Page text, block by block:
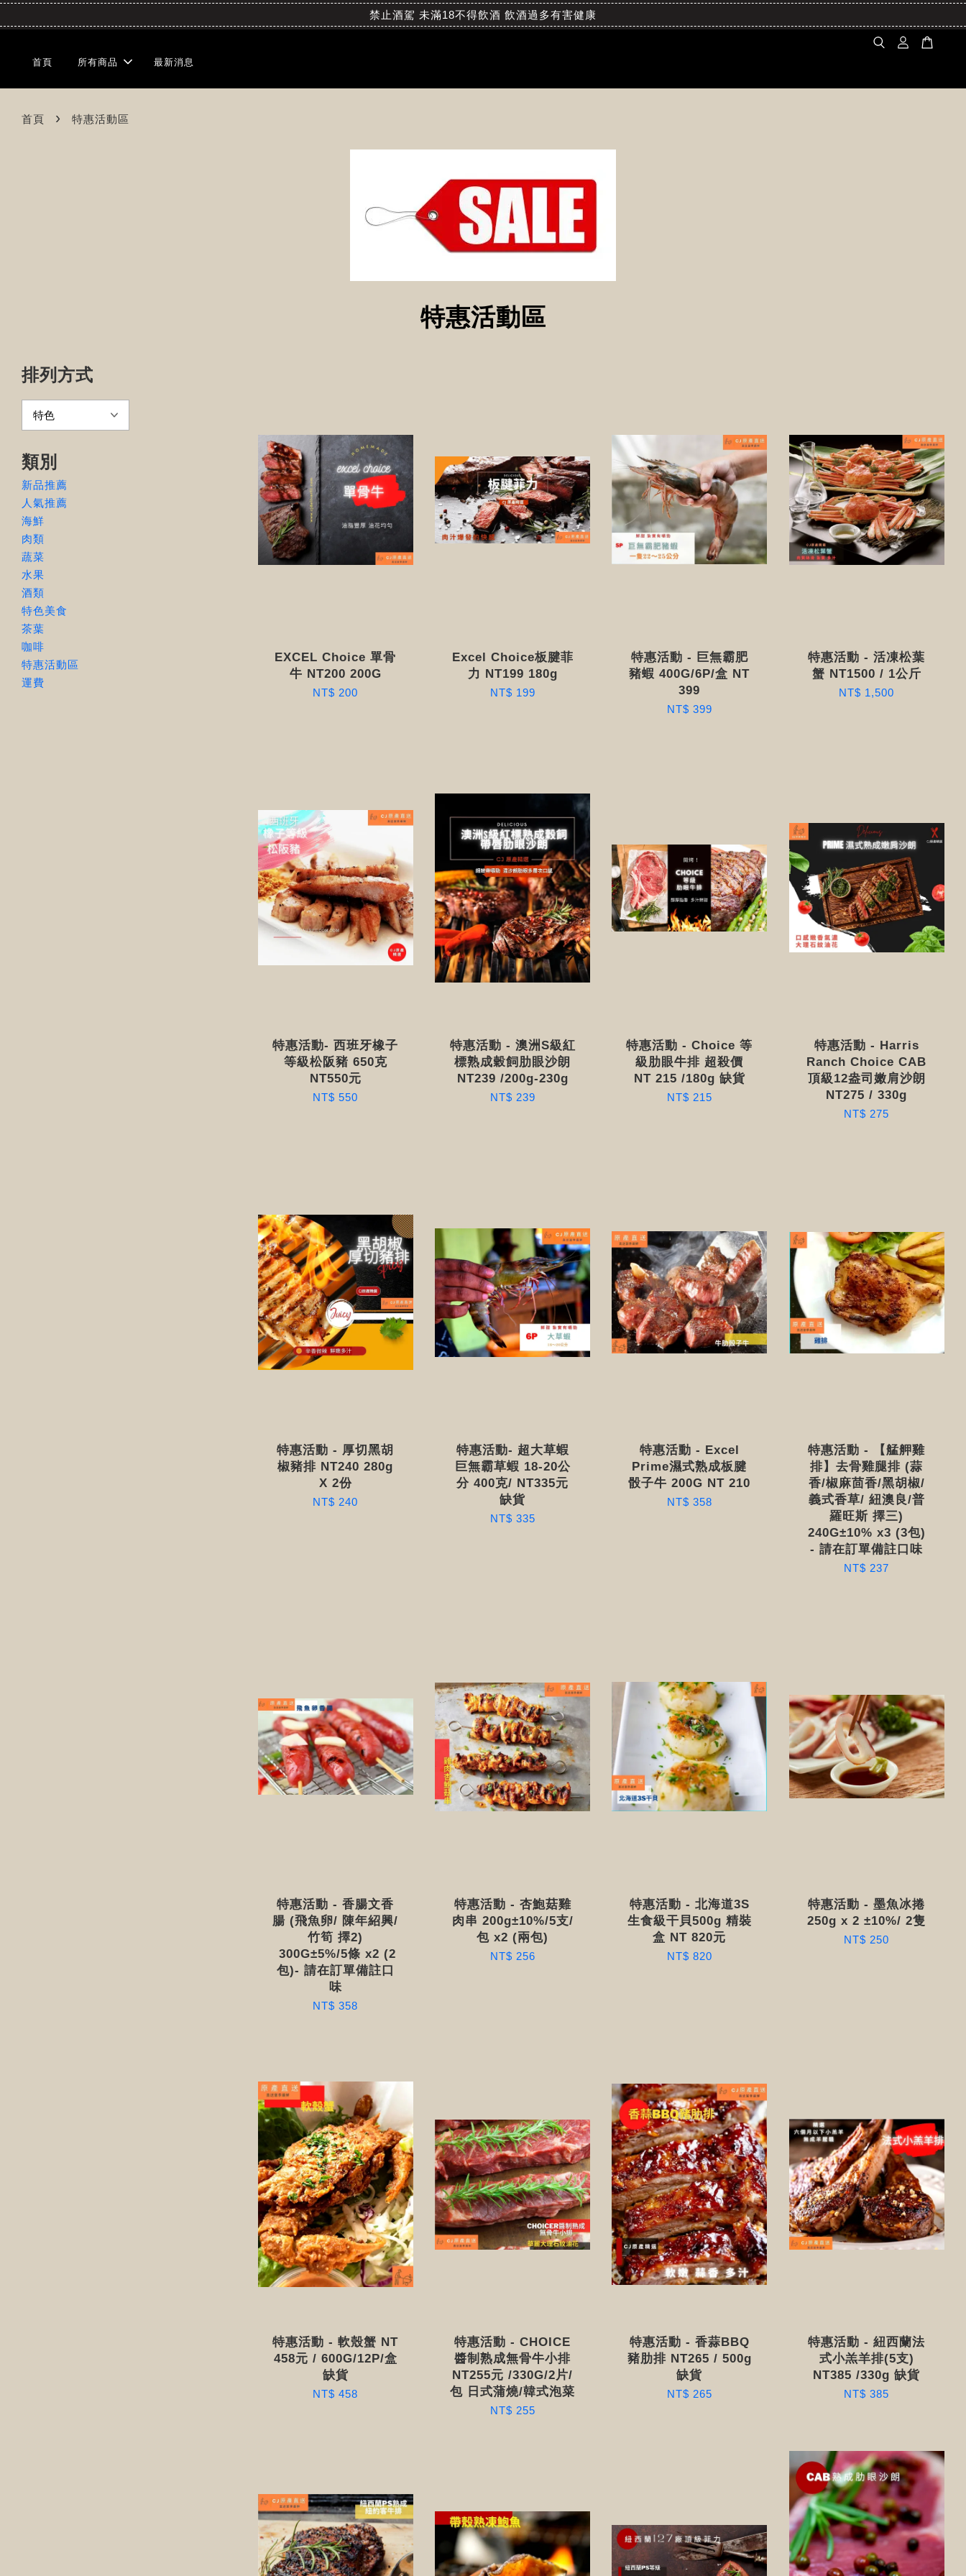
禁止酒駕 未滿18不得飲酒 飲酒過多有害健康
首頁 所有商品 最新消息
首頁 › 特惠活動區
特惠活動區
排列方式
類別
新品推薦
人氣推薦
海鮮
肉類
蔬菜
水果
酒類
特色美食
茶葉
咖啡
特惠活動區
運費
EXCEL Choice 單骨
牛 NT200 200G
NT$ 200
Excel Choice板腱菲
力 NT199 180g
NT$ 199
特惠活動 - 巨無霸肥
豬蝦 400G/6P/盒 NT
399
NT$ 399
特惠活動 - 活凍松葉
蟹 NT1500 / 1公斤
NT$ 1,500
特惠活動- 西班牙橡子
等級松阪豬 650克
NT550元
NT$ 550
特惠活動 - 澳洲S級紅
標熟成穀飼肋眼沙朗
NT239 /200g-230g
NT$ 239
特惠活動 - Choice 等
級肋眼牛排 超殺價
NT 215 /180g 缺貨
NT$ 215
特惠活動 - Harris
Ranch Choice CAB
頂級12盎司嫩肩沙朗
NT275 / 330g
NT$ 275
特惠活動 - 厚切黑胡
椒豬排 NT240 280g
X 2份
NT$ 240
特惠活動- 超大草蝦
巨無霸草蝦 18-20公
分 400克/ NT335元
缺貨
NT$ 335
特惠活動 - Excel
Prime濕式熟成板腱
骰子牛 200G NT 210
NT$ 358
特惠活動 - 【艋舺雞
排】去骨雞腿排 (蒜
香/椒麻茴香/黑胡椒/
義式香草/ 紐澳良/普
羅旺斯 擇三)
240G±10% x3 (3包)
- 請在訂單備註口味
NT$ 237
特惠活動 - 香腸文香
腸 (​飛魚卵/ 陳年紹興/
竹筍 擇2)
300G±5%/5條 x2 (2
包)- 請在訂單備註口
味
NT$ 358
特惠活動 - 杏鮑菇雞
肉串 200g±10%/5支/
包 x2 (兩包)
NT$ 256
特惠活動 - ​北海道3S
生食級干貝500g 精裝
盒 NT 820元
NT$ 820
特惠活動 - 墨魚冰捲
250g x 2 ±10%/ 2隻
NT$ 250
特惠活動 - 軟殼蟹 NT
458元 / 600G/12P/盒
缺貨
NT$ 458
特惠活動 - CHOICE
醬制熟成無骨牛小排
NT255元 /330G/2片/
包 日式蒲燒/韓式泡菜
NT$ 255
特惠活動 - 香蒜BBQ
豬肋排 NT265 / 500g
缺貨
NT$ 265
特惠活動 - 紐西蘭法
式小羔羊排(5支)
NT385 /330g 缺貨
NT$ 385